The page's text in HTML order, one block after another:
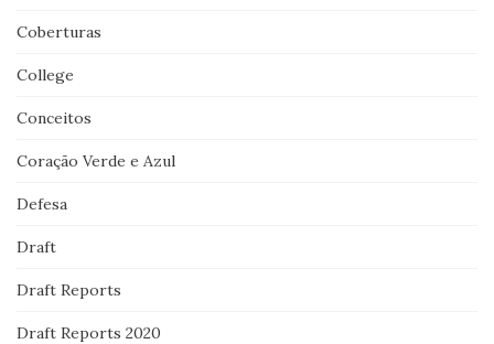
Coberturas
College
Conceitos
Coração Verde e Azul
Defesa
Draft
Draft Reports
Draft Reports 2020